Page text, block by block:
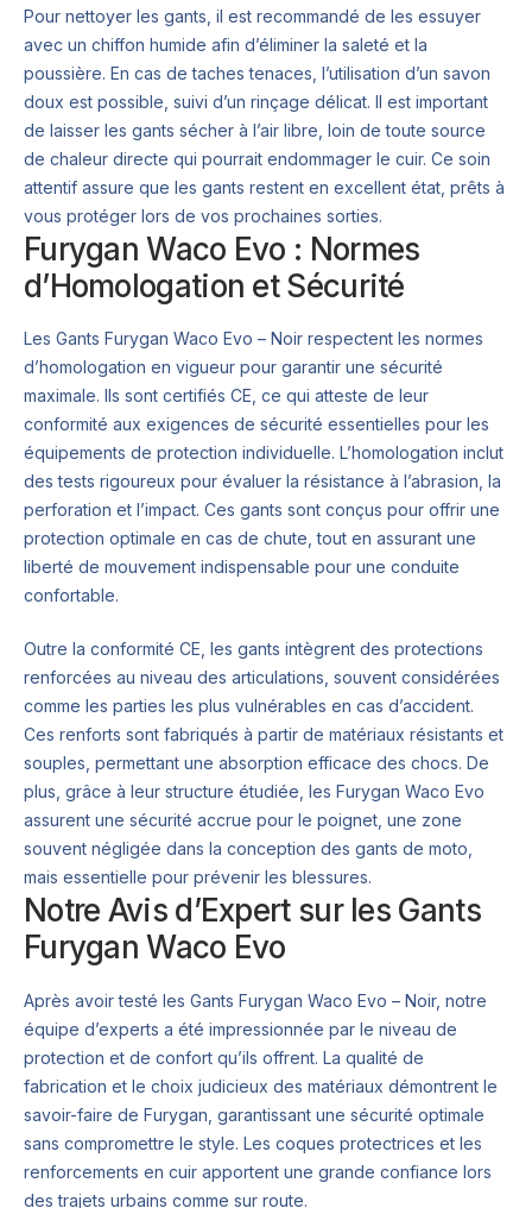
Pour nettoyer les gants, il est recommandé de les essuyer
avec un chiffon humide afin d’éliminer la saleté et la
poussière. En cas de taches tenaces, l’utilisation d’un savon
doux est possible, suivi d’un rinçage délicat. Il est important
de laisser les gants sécher à l’air libre, loin de toute source
de chaleur directe qui pourrait endommager le cuir. Ce soin
attentif assure que les gants restent en excellent état, prêts à
vous protéger lors de vos prochaines sorties.
Furygan Waco Evo : Normes
d’Homologation et Sécurité
Les Gants Furygan Waco Evo – Noir respectent les normes
d’homologation en vigueur pour garantir une sécurité
maximale. Ils sont certifiés CE, ce qui atteste de leur
conformité aux exigences de sécurité essentielles pour les
équipements de protection individuelle. L’homologation inclut
des tests rigoureux pour évaluer la résistance à l’abrasion, la
perforation et l’impact. Ces gants sont conçus pour offrir une
protection optimale en cas de chute, tout en assurant une
liberté de mouvement indispensable pour une conduite
confortable.
Outre la conformité CE, les gants intègrent des protections
renforcées au niveau des articulations, souvent considérées
comme les parties les plus vulnérables en cas d’accident.
Ces renforts sont fabriqués à partir de matériaux résistants et
souples, permettant une absorption efficace des chocs. De
plus, grâce à leur structure étudiée, les Furygan Waco Evo
assurent une sécurité accrue pour le poignet, une zone
souvent négligée dans la conception des gants de moto,
mais essentielle pour prévenir les blessures.
Notre Avis d’Expert sur les Gants
Furygan Waco Evo
Après avoir testé les Gants Furygan Waco Evo – Noir, notre
équipe d’experts a été impressionnée par le niveau de
protection et de confort qu’ils offrent. La qualité de
fabrication et le choix judicieux des matériaux démontrent le
savoir-faire de Furygan, garantissant une sécurité optimale
sans compromettre le style. Les coques protectrices et les
renforcements en cuir apportent une grande confiance lors
des trajets urbains comme sur route.